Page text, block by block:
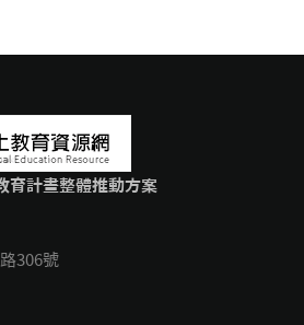
育計畫整體推動方案
306號